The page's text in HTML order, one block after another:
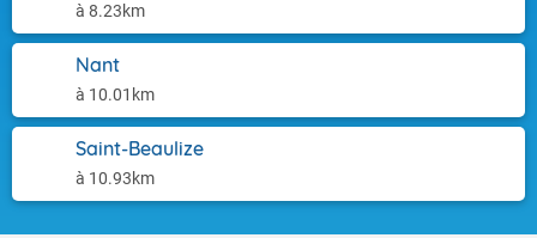
à 8.23km
Nant
à 10.01km
Saint-Beaulize
à 10.93km